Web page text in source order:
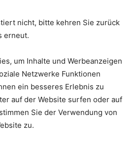
nicht, bitte kehren Sie zurück
erneut.
um Inhalte und Werbeanzeigen
Netzwerke Funktionen
ein besseres Erlebnis zu
auf der Website surfen oder auf
Sie der Verwendung von
zu.